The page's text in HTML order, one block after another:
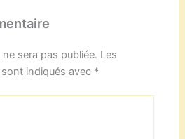
sera pas publiée. Les
indiqués avec *